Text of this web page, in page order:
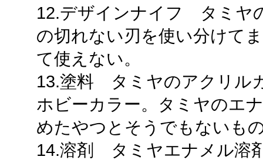
12.デザインナイフ タミヤ
の切れない刃を使い分けて
て使えない。
13.塗料 タミヤのアクリル
ホビーカラー。タミヤのエ
めたやつとそうでもないも
14.溶剤 タミヤエナメル溶